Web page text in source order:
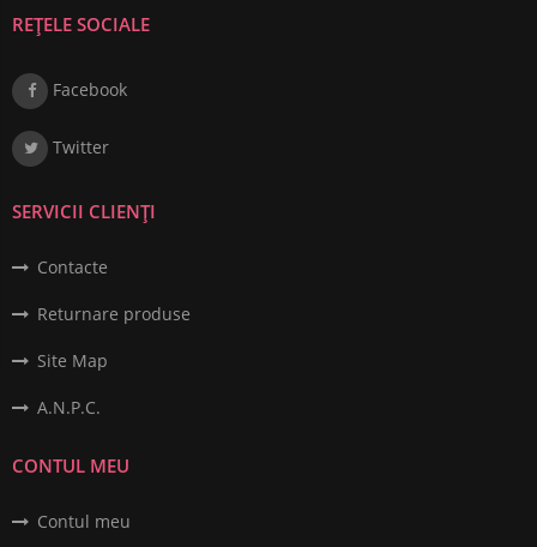
REȚELE SOCIALE
Facebook
Twitter
SERVICII CLIENȚI
Contacte
Returnare produse
Site Map
A.N.P.C.
CONTUL MEU
Contul meu